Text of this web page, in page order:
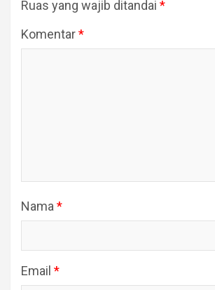
Ruas yang wajib ditandai *
Komentar*
Nama *
Email *